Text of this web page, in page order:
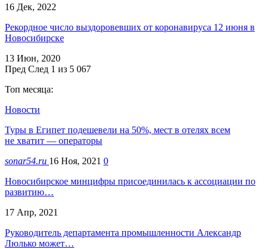
16 Дек, 2022
Рекордное число выздоровевших от коронавируса 12 июня в
Новосибирске
13 Июн, 2020
Пред След 1 из 5 067
Топ месяца:
Новости
Туры в Египет подешевели на 50%, мест в отелях всем
не хватит — операторы
sonar54.ru 16 Ноя, 2021 0
Новосибирское минцифры присоединилась к ассоциации по
развитию…
17 Апр, 2021
Руководитель департамента промышленности Александр
Люлько может…